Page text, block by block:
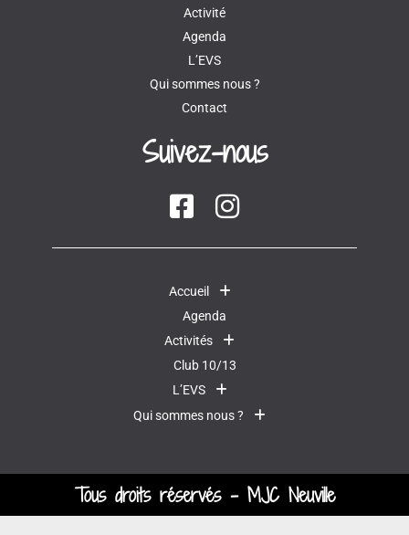
Activité
Agenda
L’EVS
Qui sommes nous ?
Contact
Suivez-nous
Accueil
Agenda
Activités
Club 10/13
L’EVS
Qui sommes nous ?
Tous droits réservés - MJC Neuville